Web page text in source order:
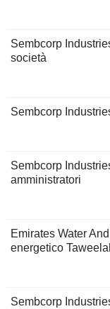
Sembcorp
società
Sembcorp
Sembcorp
amministratori
Emirates Water
energetico
Sembcorp